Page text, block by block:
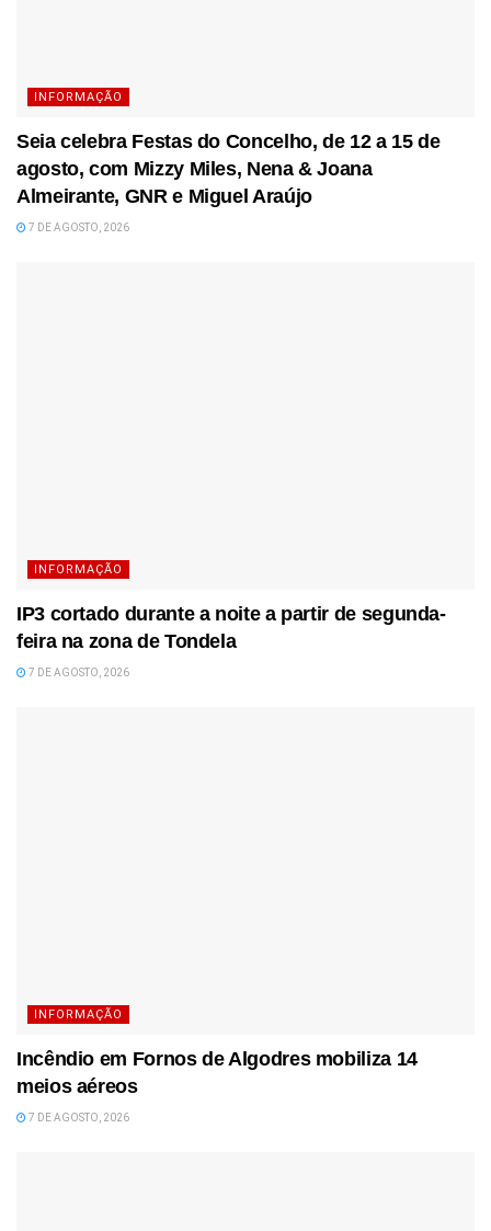
INFORMAÇÃO
Seia celebra Festas do Concelho, de 12 a 15 de
agosto, com Mizzy Miles, Nena & Joana
Almeirante, GNR e Miguel Araújo
7 DE AGOSTO, 2026
INFORMAÇÃO
IP3 cortado durante a noite a partir de segunda-
feira na zona de Tondela
7 DE AGOSTO, 2026
INFORMAÇÃO
Incêndio em Fornos de Algodres mobiliza 14
meios aéreos
7 DE AGOSTO, 2026